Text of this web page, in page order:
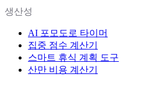
생산성
AI 포모도로 타이머
집중 점수 계산기
스마트 휴식 계획 도구
산만 비용 계산기